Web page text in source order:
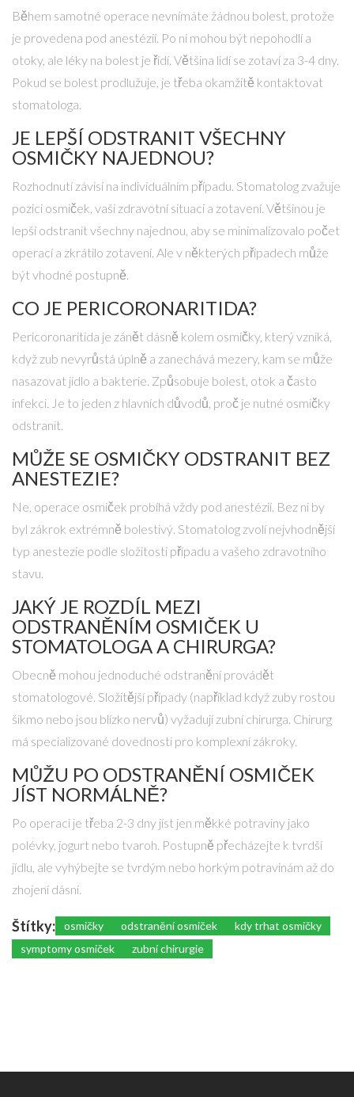
Během samotné operace nevnímáte žádnou bolest, protože
je provedena pod anestézií. Po ní mohou být nepohodlí a
otoky, ale léky na bolest je řídí. Většina lidí se zotaví za 3-4 dny.
Pokud se bolest prodlužuje, je třeba okamžitě kontaktovat
stomatologa.
JE LEPŠÍ ODSTRANIT VŠECHNY
OSMIČKY NAJEDNOU?
Rozhodnutí závisí na individuálním případu. Stomatolog zvažuje
pozici osmiček, vaši zdravotní situaci a zotavení. Většinou je
lepší odstranit všechny najednou, aby se minimalizovalo počet
operací a zkrátilo zotavení. Ale v některých případech může
být vhodné postupně.
CO JE PERICORONARITIDA?
Pericoronaritida je zánět dásně kolem osmičky, který vzniká,
když zub nevyrůstá úplně a zanechává mezery, kam se může
nasazovat jídlo a bakterie. Způsobuje bolest, otok a často
infekci. Je to jeden z hlavních důvodů, proč je nutné osmičky
odstranit.
MŮŽE SE OSMIČKY ODSTRANIT BEZ
ANESTEZIE?
Ne, operace osmiček probíhá vždy pod anestézií. Bez ni by
byl zákrok extrémně bolestivý. Stomatolog zvolí nejvhodnější
typ anestezie podle složitosti případu a vašeho zdravotního
stavu.
JAKÝ JE ROZDÍL MEZI
ODSTRANĚNÍM OSMIČEK U
STOMATOLOGA A CHIRURGA?
Obecně mohou jednoduché odstranění provádět
stomatologové. Složitější případy (například když zuby rostou
šikmo nebo jsou blízko nervů) vyžadují zubní chirurga. Chirurg
má specializované dovednosti pro komplexní zákroky.
MŮŽU PO ODSTRANĚNÍ OSMIČEK
JÍST NORMÁLNĚ?
Po operaci je třeba 2-3 dny jíst jen měkké potraviny jako
polévky, jogurt nebo tvaroh. Postupně přecházejte k tvrdší
jídlu, ale vyhýbejte se tvrdým nebo horkým potravinám až do
zhojení dásní.
Štítky: osmičky odstranění osmiček
kdy trhat osmičky
symptomy osmiček
zubní chirurgie